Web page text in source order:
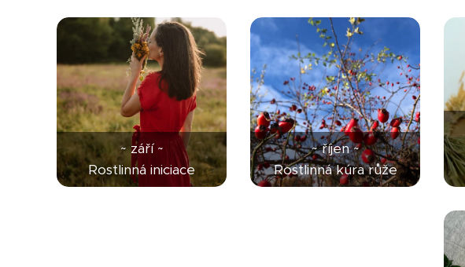
~ září ~
Rostlinná iniciace
~ říjen ~
Rostlinná kúra růže